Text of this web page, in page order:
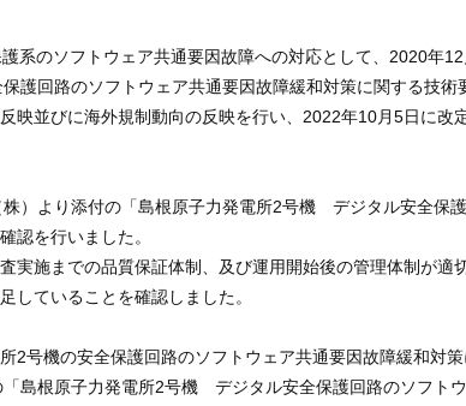
系のソフトウェア共通要因故障への対応として、2020年
護回路のソフトウェア共通要因故障緩和対策に関する技
映並びに海外規制動向の反映を行い、2022年10月5日に
）より添付の「島根原子力発電所2号機 デジタル安全保
認を行いました。
実施までの品質保証体制、及び運用開始後の管理体制が適
していることを確認しました。
号機の安全保護回路のソフトウェア共通要因故障緩和対策
島根原子力発電所2号機 デジタル安全保護回路のソフト